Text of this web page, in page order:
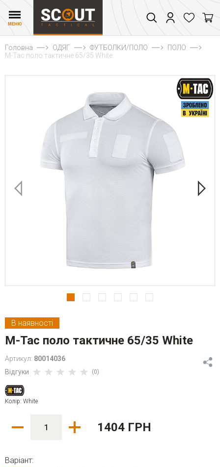
МЕНЮ
Головна ОДЯГ ФУТБОЛКИ/ПОЛО
ПОЛО
M-Tac поло тактичне 65/35 White
В наявності
M-Tac поло тактичне 65/35 White
Артикул: 80014036
Відгуки
(0)
Колір: White
1404 ГРН
Варіант: